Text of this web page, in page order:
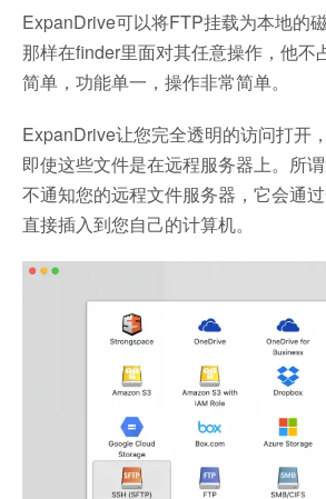
ExpanDrive可以将FTP挂载为本地的
那样在finder里面对其任意操作，他不
简单，功能单一，操作非常简单。
ExpanDrive让您完全透明的访问打开
即使这些文件是在远程服务器上。所
不通知您的远程文件服务器，它会通
直接插入到您自己的计算机。